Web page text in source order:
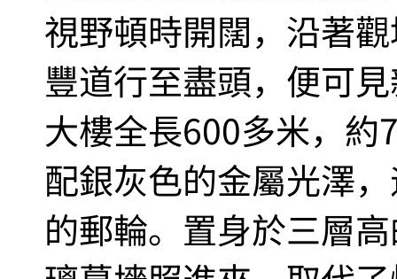
視野頓時開闊，沿著
豐道行至盡頭，便可
大樓全長600多米，
配銀灰色的金屬光澤
的郵輪。置身於三層